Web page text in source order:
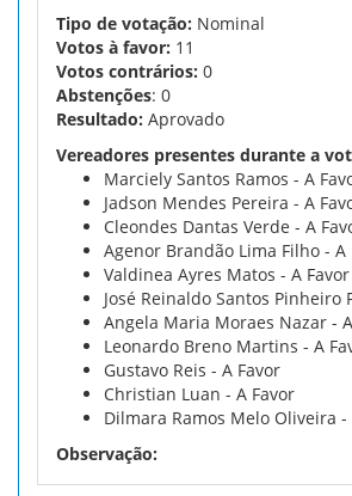
Tipo de votação: Nominal
Votos à favor: 11
Votos contrários: 0
Abstenções: 0
Resultado: Aprovado
Vereadores presentes durante a
Marciely Santos Ramos - A
Jadson Mendes Pereira - A
Cleondes Dantas Verde - A
Agenor Brandão Lima Filho - A
Valdinea Ayres Matos - A Favor
José Reinaldo Santos Pinheiro
Angela Maria Moraes Nazar -
Leonardo Breno Martins - A
Gustavo Reis - A Favor
Christian Luan - A Favor
Dilmara Ramos Melo Oliveira -
Observação: